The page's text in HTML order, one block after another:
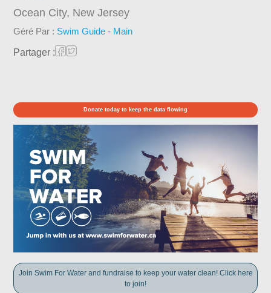
Ocean City, New Jersey
Géré Par : Swim Guide - Main
Partager :
Donate today to keep the data flowing
Join Swim For Water and fundraise to keep your water clean! Click here
to join!